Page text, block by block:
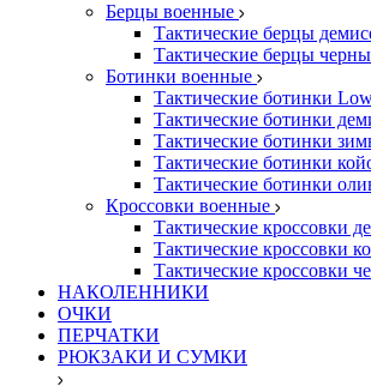
Берцы военные
Тактические берцы
Тактические берцы
Ботинки военные
Тактические ботинки
Тактические ботинки
Тактические ботинки
Тактические ботинки
Тактические ботинки
Кроссовки военные
Тактические кроссовки
Тактические кроссовки
Тактические кроссовки
НАКОЛЕННИКИ
ОЧКИ
ПЕРЧАТКИ
РЮКЗАКИ И СУМКИ